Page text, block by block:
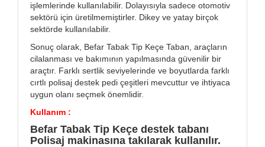
işlemlerinde kullanılabilir. Dolayısıyla sadece otomotiv
sektörü için üretilmemiştirler. Dikey ve yatay birçok
sektörde kullanılabilir.
Sonuç olarak, Befar Tabak Tip Keçe Taban, araçların
cilalanması ve bakımının yapılmasında güvenilir bir
araçtır. Farklı sertlik seviyelerinde ve boyutlarda farklı
cırtlı polisaj destek pedi çeşitleri mevcuttur ve ihtiyaca
uygun olanı seçmek önemlidir.
Kullanım :
Befar Tabak Tip Keçe destek tabanı​
Polisaj makinasına takılarak kullanılır.